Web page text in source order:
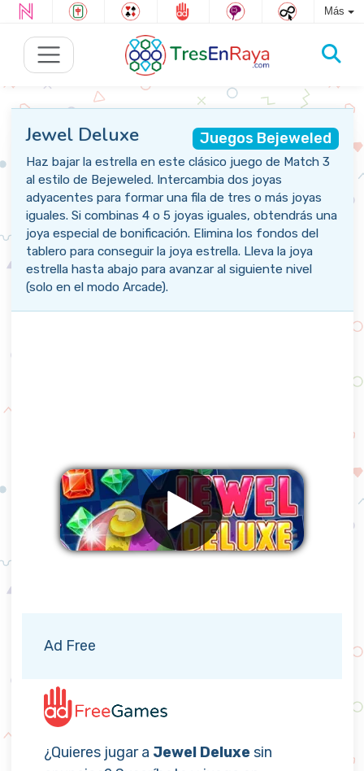
Más
Juegos Bejeweled
Jewel Deluxe
Haz bajar la estrella en este clásico juego de Match 3
al estilo de Bejeweled. Intercambia dos joyas
adyacentes para formar una fila de tres o más joyas
iguales. Si combinas 4 o 5 joyas iguales, obtendrás una
joya especial de bonificación. Elimina los fondos del
tablero para conseguir la joya estrella. Lleva la joya
estrella hasta abajo para avanzar al siguiente nivel
(solo en el modo Arcade).
Ad Free
¿Quieres jugar a Jewel Deluxesin